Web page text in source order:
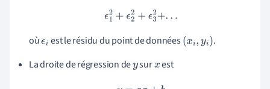
ϵ 12 +ϵ2 2+ ϵ32+.. .
oùϵi est le résidu du point de données(xi,yi)
.
La droite de régression deysurx est